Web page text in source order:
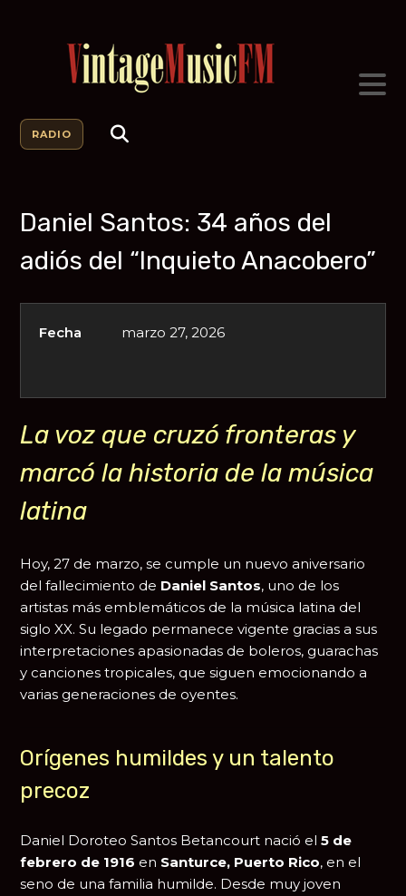
RADIO
Daniel Santos: 34 años del
adiós del “Inquieto Anacobero”
Fecha marzo 27, 2026
La voz que cruzó fronteras y
marcó la historia de la música
latina
Hoy, 27 de marzo, se cumple un nuevo aniversario
del fallecimiento de Daniel Santos, uno de los
artistas más emblemáticos de la música latina del
siglo XX. Su legado permanece vigente gracias a sus
interpretaciones apasionadas de boleros, guarachas
y canciones tropicales, que siguen emocionando a
varias generaciones de oyentes.
Orígenes humildes y un talento
precoz
Daniel Doroteo Santos Betancourt nació el5 de
febrero de 1916 en Santurce, Puerto Rico, en el
seno de una familia humilde. Desde muy joven